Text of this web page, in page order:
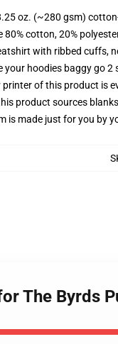
oz. (~280 gsm)
80% cotton, 20%
with ribbed cuffs,
your hoodies baggy go 2
printer of this product is
product sources
is made just for you by
The Byrds